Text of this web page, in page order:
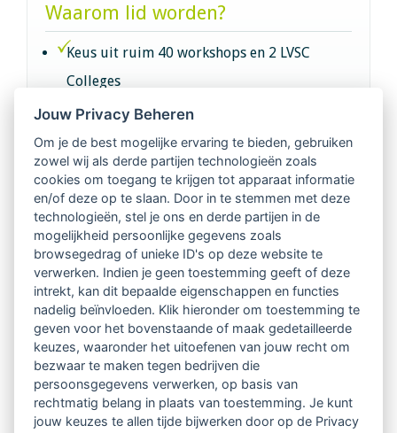
Waarom lid worden?
Keus uit ruim 40 workshops en 2 LVSC
Colleges
Intervisie met geregistreerde vakgenoten
Netwerk van 2100 professionals in 14
regio's
Vindbaar voor opdrachtgevers
Tijdschrift voor
Begeleidingskunde & kennisbank
Beroepsregistratie (LVSC keurmerk)
Lid worden van LVSC
Jouw Privacy Beheren
Om je de best mogelijke ervaring te bieden, gebruiken
zowel wij als derde partijen technologieën zoals
cookies om toegang te krijgen tot apparaat informatie
en/of deze op te slaan. Door in te stemmen met deze
technologieën, stel je ons en derde partijen in de
mogelijkheid persoonlijke gegevens zoals
browsegedrag of unieke ID's op deze website te
verwerken. Indien je geen toestemming geeft of deze
intrekt, kan dit bepaalde eigenschappen en functies
nadelig beïnvloeden. Klik hieronder om toestemming te
geven voor het bovenstaande of maak gedetailleerde
keuzes, waaronder het uitoefenen van jouw recht om
bezwaar te maken tegen bedrijven die
persoonsgegevens verwerken, op basis van
rechtmatig belang in plaats van toestemming. Je kunt
jouw keuzes te allen tijde bijwerken door op de Privacy